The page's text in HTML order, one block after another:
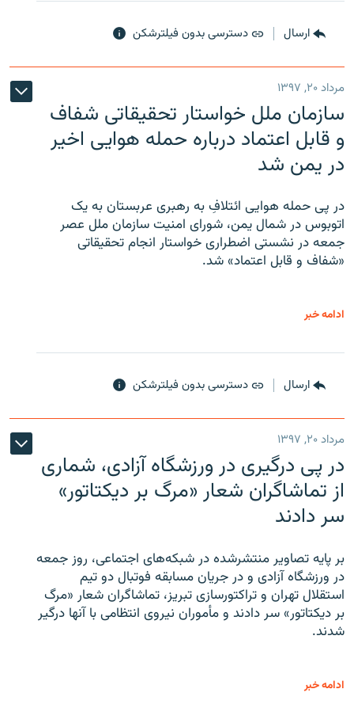
ارسال دسترسی بدون فیلترشکن
مرداد ۲۰, ۱۳۹۷
سازمان ملل خواستار تحقیقاتی شفاف
و قابل اعتماد درباره حمله هوایی اخیر
در یمن شد
در پی حمله هوایی ائتلافِ به رهبری عربستان به یک
اتوبوس در شمال یمن، شورای امنیت سازمان ملل عصر
جمعه در نشستی اضطراری خواستار انجام تحقیقاتی
«شفاف و قابل اعتماد» شد.
ادامه خبر
ارسال دسترسی بدون فیلترشکن
مرداد ۲۰, ۱۳۹۷
در پی درگیری در ورزشگاه آزادی، شماری
از تماشاگران شعار «مرگ بر دیکتاتور»
سر دادند
بر پایه تصاویر منتشرشده در شبکه‌های اجتماعی، روز جمعه
در ورزشگاه آزادی و در جریان مسابقه فوتبال دو تیم
استقلال تهران و تراکتورسازی تبریز، تماشاگران شعار «مرگ
بر دیکتاتور» سر دادند و مأموران نیروی انتظامی با آنها درگیر
شدند.
ادامه خبر